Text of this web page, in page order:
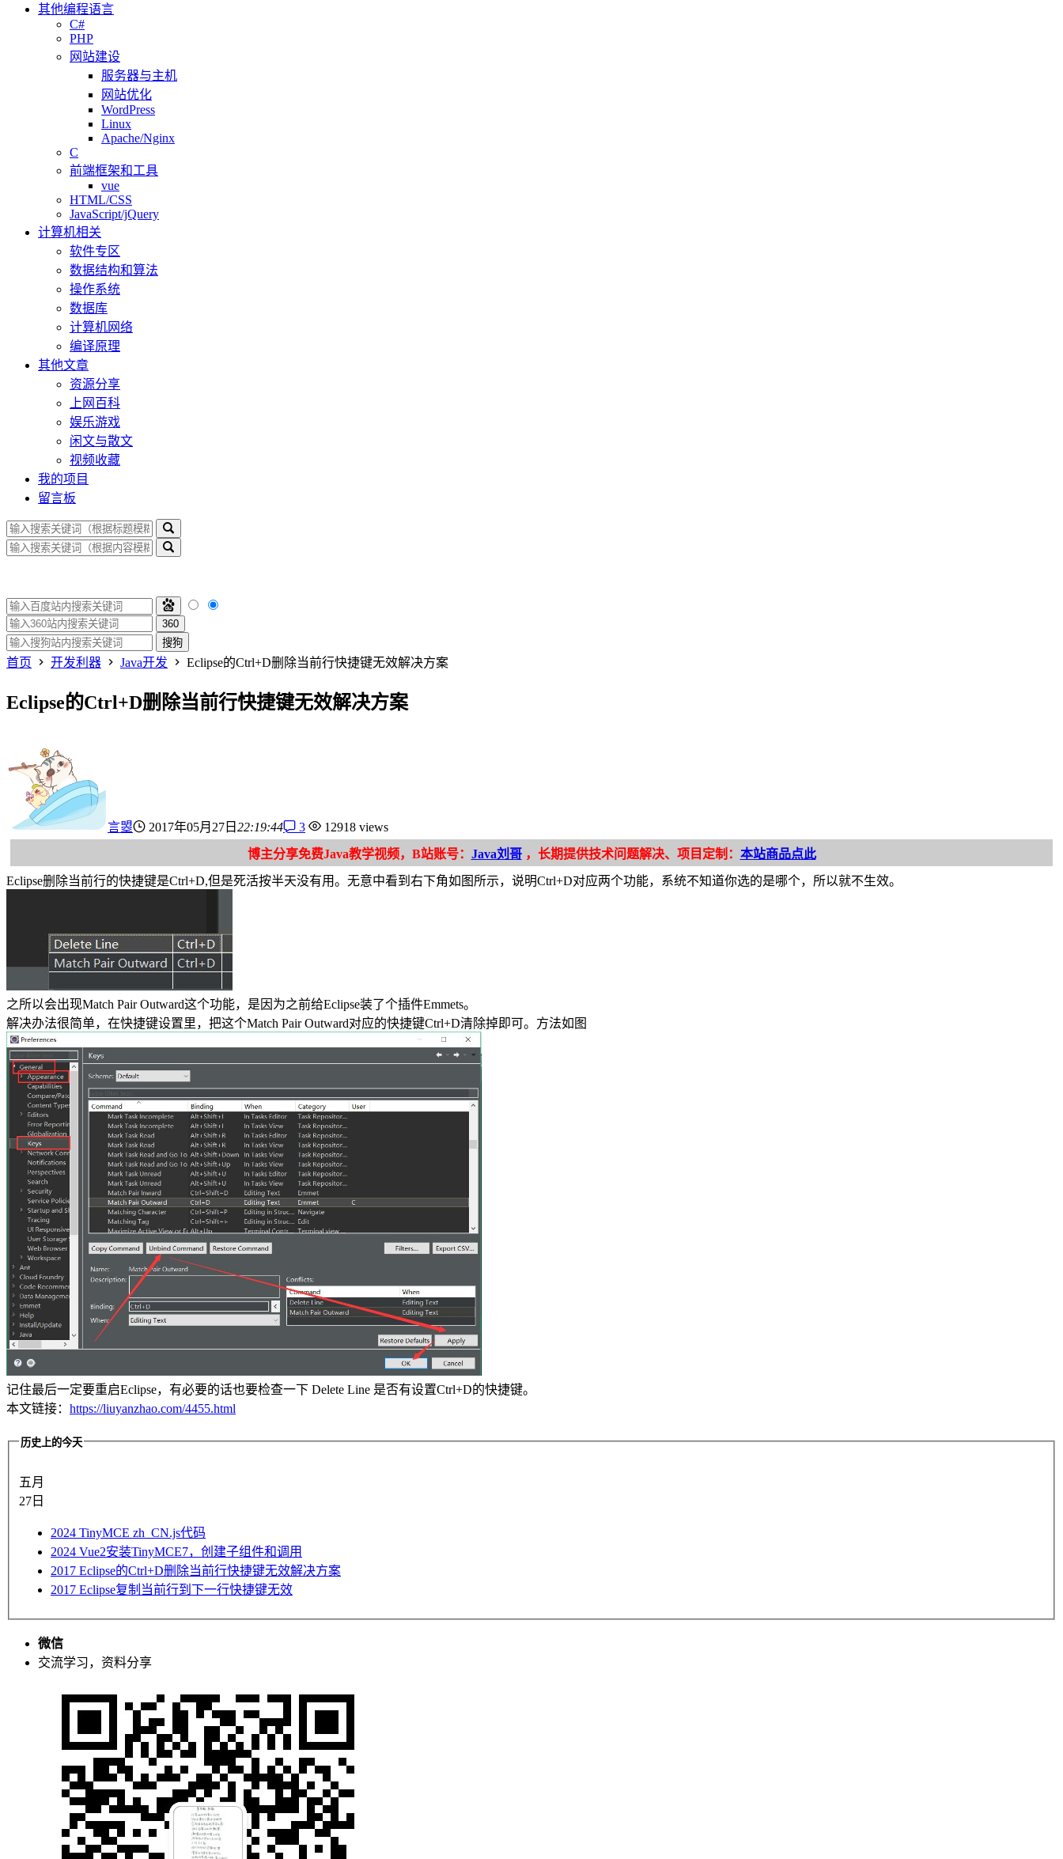
其他编程语言
C#
PHP
网站建设
服务器与主机
网站优化
WordPress
Linux
Apache/Nginx
C
前端框架和工具
vue
HTML/CSS
JavaScript/jQuery
计算机相关
软件专区
数据结构和算法
操作系统
数据库
计算机网络
编译原理
其他文章
资源分享
上网百科
娱乐游戏
闲文与散文
视频收藏
我的项目
留言板
360
搜狗
首页 开发利器 Java开发 Eclipse的Ctrl+D删除当前行快捷键无效解决方案
Eclipse的Ctrl+D删除当前行快捷键无效解决方案
言曌 2017年05月27日 22:19:44 3
12918 views
博主分享免费Java教学视频，B站账号： Java刘哥，长期提供技术问题解决、项目定制： 本站商品点此
Eclipse删除当前行的快捷键是Ctrl+D,但是死活按半天没有用。无意中看到右下角如图所示，说明Ctrl+D对应两个功能，系统不知道你选的是哪个，所以就不生效。
之所以会出现Match Pair Outward这个功能，是因为之前给Eclipse装了个插件Emmets。
解决办法很简单，在快捷键设置里，把这个Match Pair Outward对应的快捷键Ctrl+D清除掉即可。方法如图
记住最后一定要重启Eclipse，有必要的话也要检查一下 Delete Line 是否有设置Ctrl+D的快捷键。
本文链接： https://liuyanzhao.com/4455.html
历史上的今天
五月
27日
2024 TinyMCE zh_CN.js代码
2024 Vue2安装TinyMCE7，创建子组件和调用
2017 Eclipse的Ctrl+D删除当前行快捷键无效解决方案
2017 Eclipse复制当前行到下一行快捷键无效
微信
交流学习，资料分享